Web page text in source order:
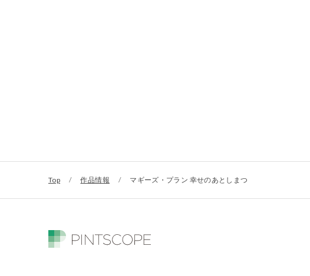
Top / 作品情報 / マギーズ・プラン 幸せのあとしまつ